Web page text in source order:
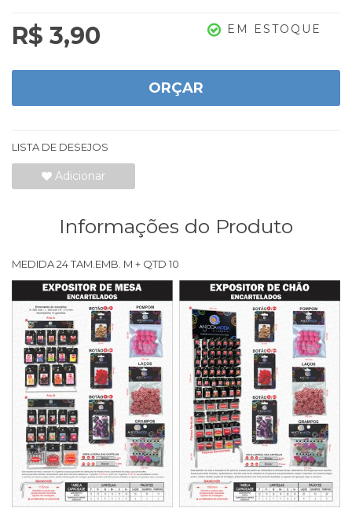
R$ 3,90 EM ESTOQUE
ORÇAR
LISTA DE DESEJOS
Adicionar
Informações do Produto
MEDIDA 24 TAM.EMB. M + QTD 10